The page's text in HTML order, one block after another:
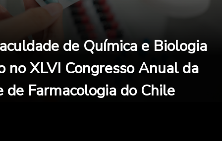
de Química e Biologia
no XLVI Congresso Anual da
de Farmacologia do Chile